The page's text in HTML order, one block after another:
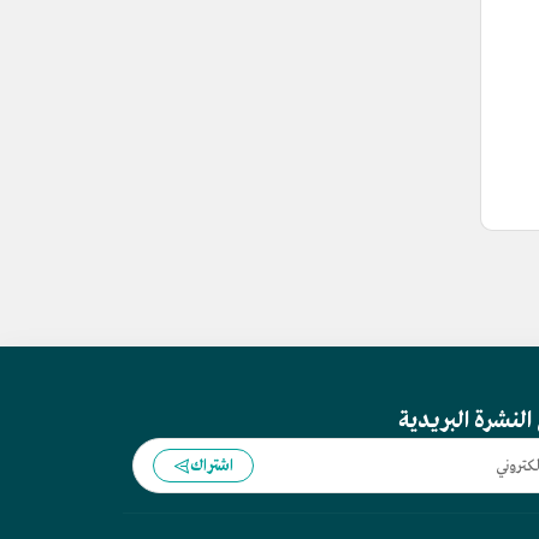
البريدية
اشتراك